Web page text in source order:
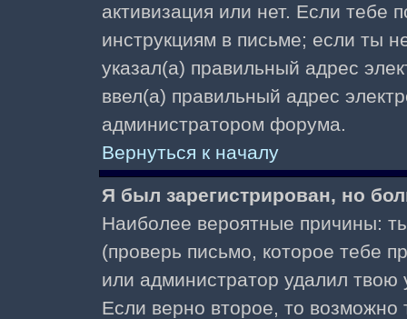
активизация или нет. Если тебе
инструкциям в письме; если ты
указал(а) правильный адрес
ввел(а) правильный адрес
администратором форума.
Вернуться к началу
Я был зарегистрирован, но
Наиболее вероятные причины:
(проверь письмо, которое тебе
или администратор удалил твою
Если верно второе, то